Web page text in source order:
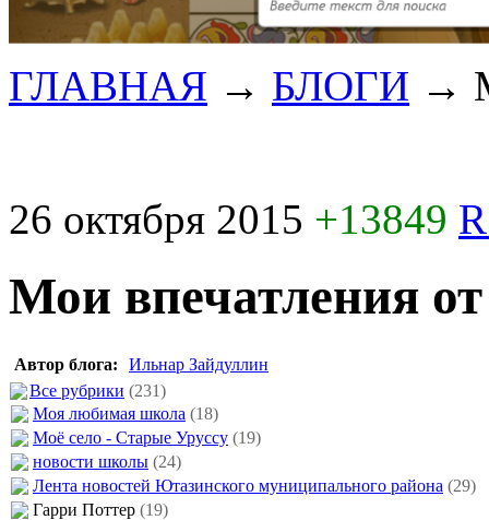
ГЛАВНАЯ → БЛОГИ →
26 октября 2015 +13849
Мои впечатления
Автор блога:
Ильнар Зайдуллин
Все рубрики (231)
Моя любимая школа (18)
Моё село - Старые Уруссу (19)
новости школы (24)
Лента новостей Ютазинского муниципального района (29)
Гарри Поттер (19)